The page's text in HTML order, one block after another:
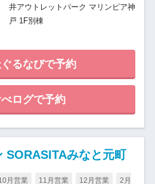
井アウトレットパーク マリンピア神
戸 1F別棟
るなびで予約
ログで予約
SORASITAみなと元町
月営業 11月営業 12月営業 2月